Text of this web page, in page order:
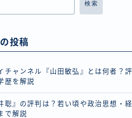
検索
投稿
チャンネル『山田敏弘』とは何者？評
歴を解説
聡』の評判は？若い頃や政治思想・経
で解説